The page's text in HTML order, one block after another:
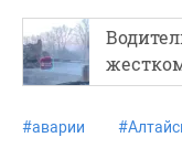
#аварии #